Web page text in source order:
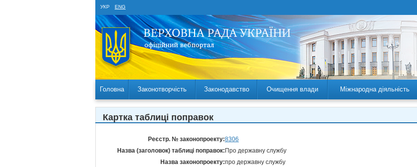
УКР ENG
Головна Законотворчість Законодавство Очищення влади Міжнародна діяльність
Картка таблиці поправок
Реєстр. № законопроекту:8306
Назва (заголовок) таблиці поправок: Про державну службу
Назва законопроекту:про державну службу